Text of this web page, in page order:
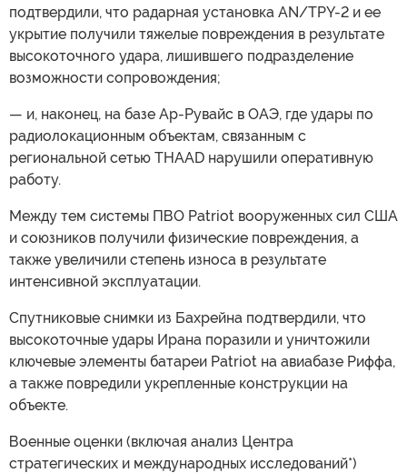
подтвердили, что радарная установка AN/TPY-2 и ее
укрытие получили тяжелые повреждения в результате
высокоточного удара, лишившего подразделение
возможности сопровождения;
— и, наконец, на базе Ар-Рувайс в ОАЭ, где удары по
радиолокационным объектам, связанным с
региональной сетью THAAD нарушили оперативную
работу.
Между тем системы ПВО Patriot вооруженных сил США
и союзников получили физические повреждения, а
также увеличили степень износа в результате
интенсивной эксплуатации.
Спутниковые снимки из Бахрейна подтвердили, что
высокоточные удары Ирана поразили и уничтожили
ключевые элементы батареи Patriot на авиабазе Риффа,
а также повредили укрепленные конструкции на
объекте.
Военные оценки (включая анализ Центра
стратегических и международных исследований*)